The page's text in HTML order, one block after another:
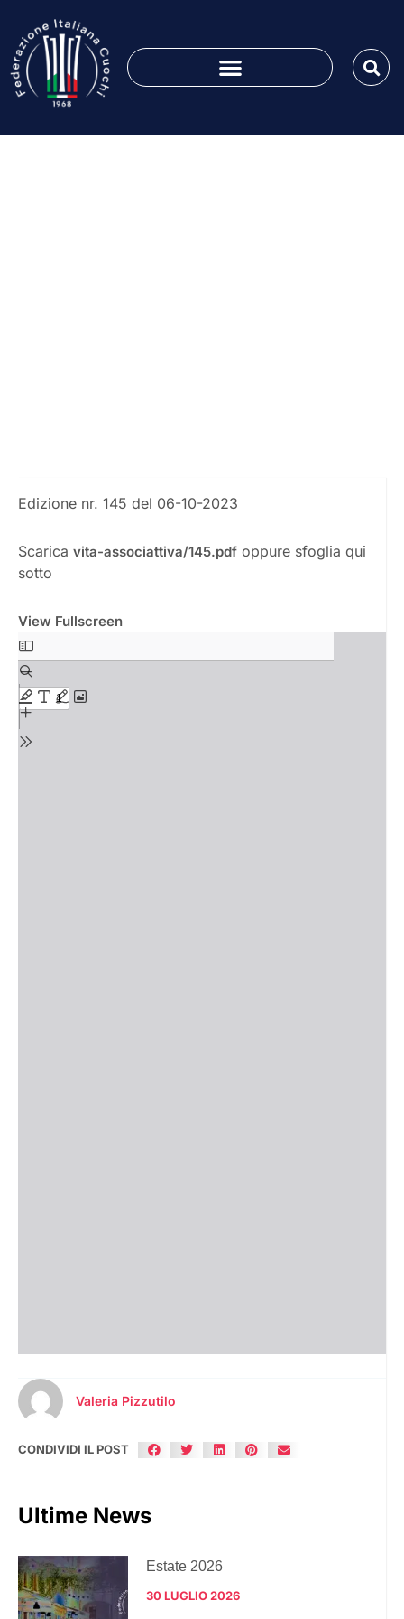
Edizione nr. 145 del 06-10-2023
Scarica vita-associattiva/145.pdf oppure sfoglia qui
sotto
View Fullscreen
Valeria Pizzutilo
CONDIVIDI IL POST
Ultime News
Estate 2026
30 LUGLIO 2026